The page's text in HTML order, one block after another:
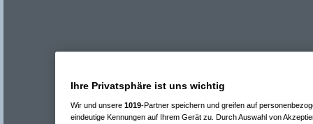
Ihre Privatsphäre ist uns wichtig
Wir und unsere 1019-Partner speichern und greifen auf
eindeutige Kennungen auf Ihrem Gerät zu. Durch Auswahl von